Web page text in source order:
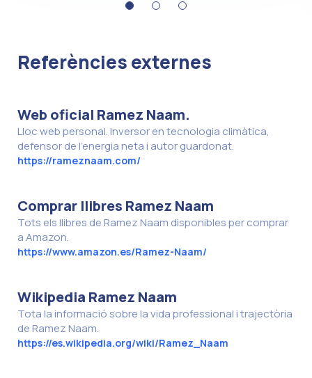
Referències externes
Web oficial Ramez Naam.
Lloc web personal. Inversor en tecnologia climàtica,
defensor de l'energia neta i autor guardonat.
https://rameznaam.com/
Comprar llibres Ramez Naam
Tots els llibres de Ramez Naam disponibles per comprar
a Amazon.
https://www.amazon.es/Ramez-Naam/
Wikipedia Ramez Naam
Tota la informació sobre la vida professional i trajectòria
de Ramez Naam.
https://es.wikipedia.org/wiki/Ramez_Naam